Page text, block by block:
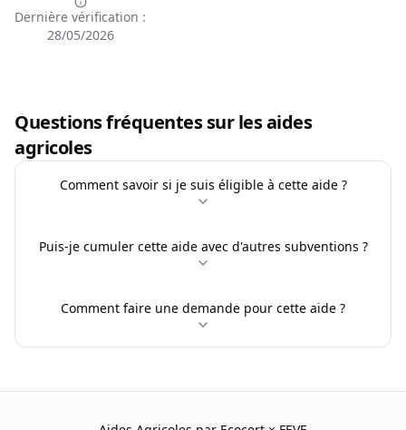
Dernière vérification :
28/05/2026
Questions fréquentes sur les aides
agricoles
Comment savoir si je suis éligible à cette aide ?
Puis-je cumuler cette aide avec d'autres subventions ?
Comment faire une demande pour cette aide ?